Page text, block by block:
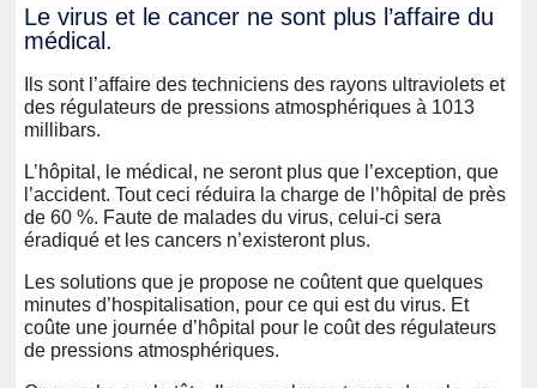
Le virus et le cancer ne sont plus l’affaire du
médical.
Ils sont l’affaire des techniciens des rayons ultraviolets et
des régulateurs de pressions atmosphériques à 1013
millibars.
L’hôpital, le médical, ne seront plus que l’exception, que
l’accident. Tout ceci réduira la charge de l’hôpital de près
de 60 %. Faute de malades du virus, celui-ci sera
éradiqué et les cancers n’existeront plus.
Les solutions que je propose ne coûtent que quelques
minutes d’hospitalisation, pour ce qui est du virus. Et
coûte une journée d’hôpital pour le coût des régulateurs
de pressions atmosphériques.